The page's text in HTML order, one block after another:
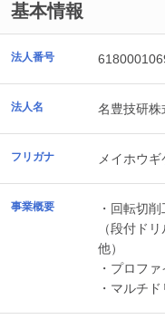
基本情報
法人番号
法人名 名豊技研株
フリガナ メイホウギ
事業概要
・回転切
（段付ド
他）
・プロフ
・マルチ